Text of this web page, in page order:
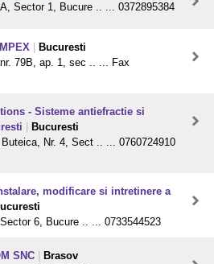
Sector 1, Bucure .. ... 0372895384
Bucuresti
79B, ap. 1, sec .. ... Fax
- Sisteme antiefractie si
Bucuresti
Nr. 4, Sect .. ... 0760724910
modificare si intretinere a
6, Bucure .. ... 0733544523
SNC
Brasov